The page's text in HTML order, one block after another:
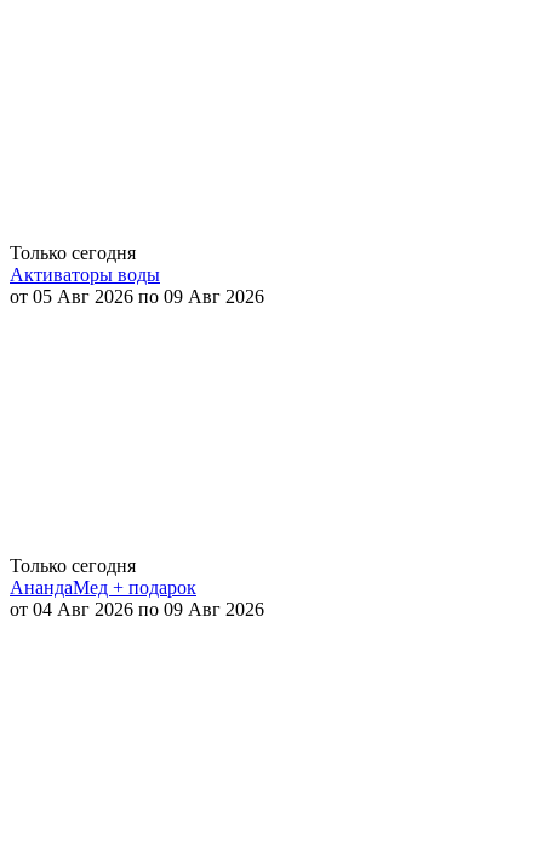
Только сегодня
Активаторы воды
от 05 Авг 2026 по 09 Авг 2026
Только сегодня
АнандаМед + подарок
от 04 Авг 2026 по 09 Авг 2026